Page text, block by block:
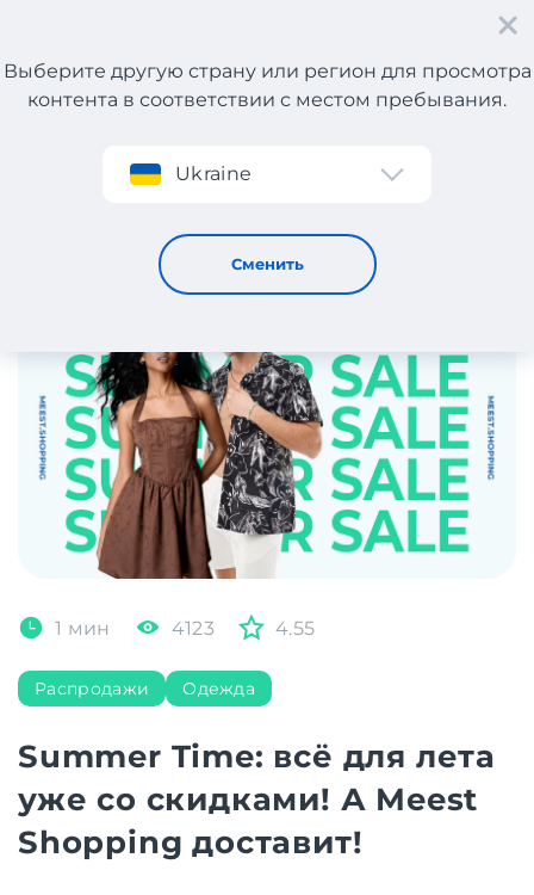
Регистрация
Выберите другую страну или регион для просмотра
контента в соответствии с местом пребывания.
Ukraine
Сменить
Summer Time: всё для лета уже со скидками! А Meest
Shopping доставит!
1 мин 4123 4.55
Распродажи Одежда
Summer Time: всё для лета
уже со скидками! А Meest
Shopping доставит!